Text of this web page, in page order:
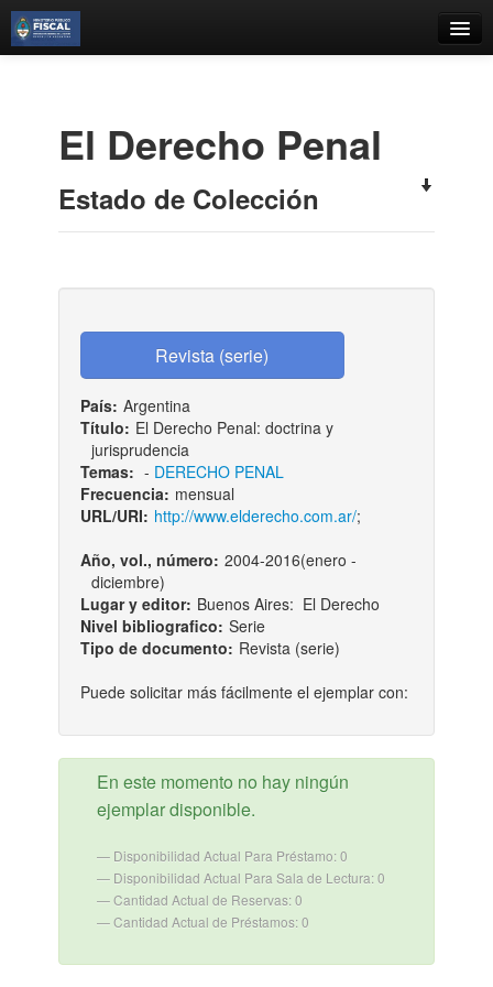
Estantes Virtuales
El Derecho Penal
Estado de Colección
País: Argentina
Título: El Derecho Penal: doctrina y
jurisprudencia
Temas: - DERECHO PENAL
Frecuencia: mensual
URL/URI: http://www.elderecho.com.ar/;
Año, vol., número: 2004-2016(enero -
diciembre)
Lugar y editor: Buenos Aires: El Derecho
Nivel bibliografico: Serie
Tipo de documento: Revista (serie)
Puede solicitar más fácilmente el ejemplar con:
En este momento no hay ningún
ejemplar disponible.
Disponibilidad Actual Para Préstamo: 0
Disponibilidad Actual Para Sala de Lectura: 0
Cantidad Actual de Reservas: 0
Cantidad Actual de Préstamos: 0